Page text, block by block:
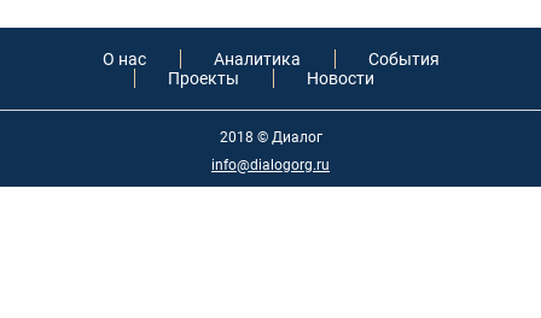
О нас Аналитика
События
Проекты
Новости
2018 © Диалог
info@dialogorg.ru